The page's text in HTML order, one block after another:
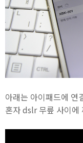
아래는 아이패드에 연
혼자 dslr 무릎 사이에